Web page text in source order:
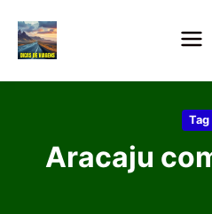
conteúdo
Tag
Aracaju